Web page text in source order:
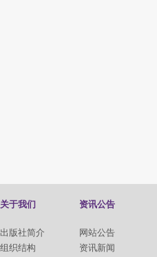
关于我们
出版社简介
组织结构
资讯公告
网站公告
资讯新闻